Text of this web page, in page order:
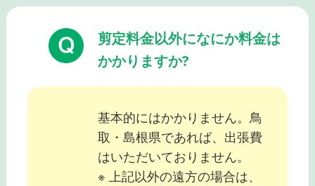
剪定料金以外になにか料金は
かかりますか?
基本的にはかかりません。鳥
取・島根県であれば、出張費
はいただいておりません。
※ 上記以外の遠方の場合は、